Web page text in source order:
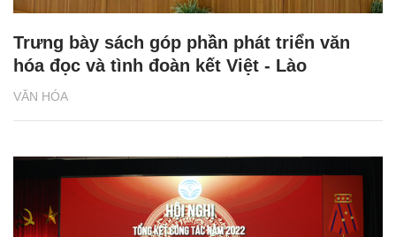
VĂN HÓA
Trưng bày sách góp phần phát triển văn
hóa đọc và tình đoàn kết Việt - Lào